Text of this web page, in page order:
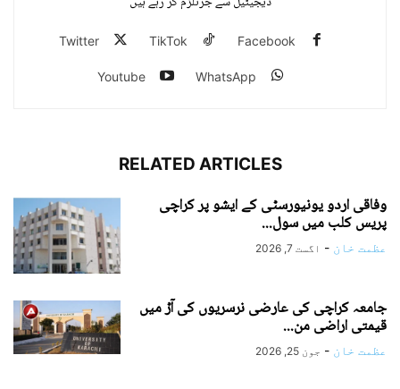
Facebook
TikTok
Twitter
WhatsApp
Youtube
RELATED ARTICLES
وفاقی اردو یونیورسٹی کے ایشو پر کراچی
پریس کلب میں سول...
عظمت خان - اگست 7, 2026
جامعہ کراچی کی عارضی نرسریوں کی آڑ میں
قیمتی اراضی من...
عظمت خان - جون 25, 2026